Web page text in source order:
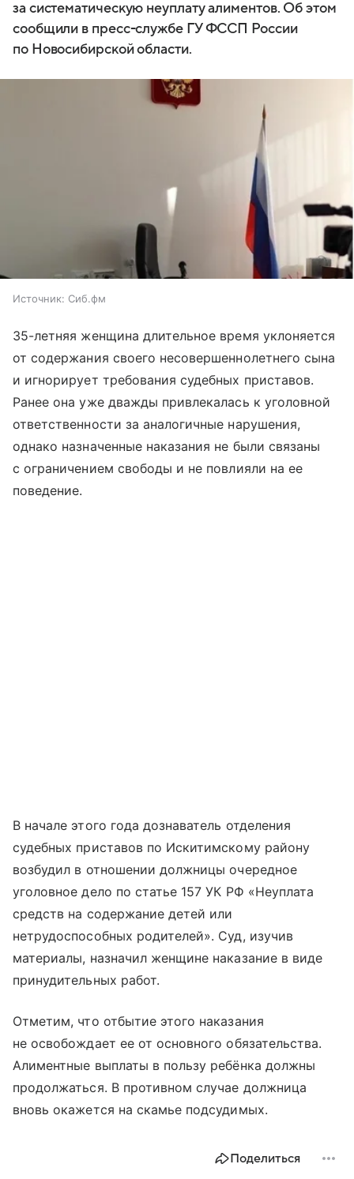
за систематическую неуплату алиментов. Об этом
сообщили в пресс-службе ГУ ФССП России
по Новосибирской области.
Источник: Сиб.фм
35-летняя женщина длительное время уклоняется
от содержания своего несовершеннолетнего сына
и игнорирует требования судебных приставов.
Ранее она уже дважды привлекалась к уголовной
ответственности за аналогичные нарушения,
однако назначенные наказания не были связаны
с ограничением свободы и не повлияли на ее
поведение.
В начале этого года дознаватель отделения
судебных приставов по Искитимскому району
возбудил в отношении должницы очередное
уголовное дело по статье 157 УК РФ «Неуплата
средств на содержание детей или
нетрудоспособных родителей». Суд, изучив
материалы, назначил женщине наказание в виде
принудительных работ.
Отметим, что отбытие этого наказания
не освобождает ее от основного обязательства.
Алиментные выплаты в пользу ребёнка должны
продолжаться. В противном случае должница
вновь окажется на скамье подсудимых.
Поделиться